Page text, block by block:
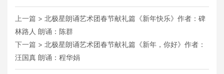
上一篇 > 北极星朗诵艺术团春节献礼篇《新年快乐》作者：碑
林路人 朗诵：陈群
下一篇 > 北极星朗诵艺术团春节献礼篇《新年，你好》作者：
汪国真 朗诵：程华娟